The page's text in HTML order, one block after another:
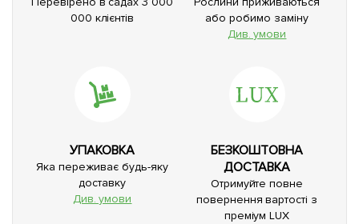
000 клієнтів
або робимо заміну
Див. умови
УПАКОВКА
Яка переживає будь-яку
доставку
Див. умови
БЕЗКОШТОВНА
ДОСТАВКА
Отримуйте повне
повернення вартості з
преміум LUX